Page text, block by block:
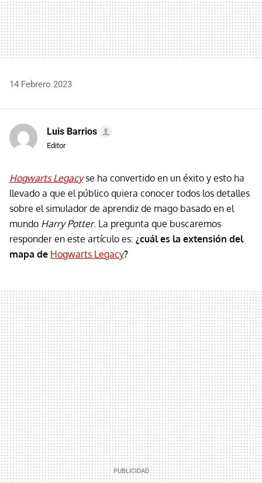
14 Febrero 2023
Luis Barrios
Editor
Hogwarts Legacyse ha convertido en un éxito y esto ha
llevado a que el público quiera conocer todos los detalles
sobre el simulador de aprendiz de mago basado en el
mundo Harry Potter. La pregunta que buscaremos
responder en este artículo es: ¿cuál es la extensión del
mapa de Hogwarts Legacy?